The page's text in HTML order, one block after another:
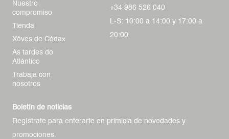
Nuestro
compromiso
Tienda
Xóves de Códax
As tardes do
Atlántico
Trabaja con
nosotros
+34 986 526 040
L-S: 10:00 a 14:00 y 17:00 a
20:00
Boletín de noticias
Regístrate para enterarte en primicia de novedades y
promociones.